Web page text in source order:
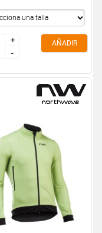
+
-
+
-
AÑADIR